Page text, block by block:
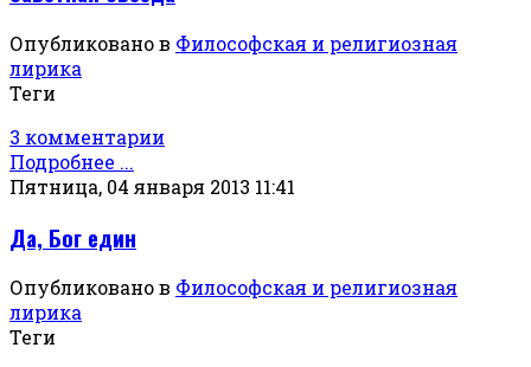
Опубликовано в Философская и религиозная
лирика
Теги
3 комментарии
Подробнее ...
Пятница, 04 января 2013 11:41
Да, Бог един
Опубликовано в Философская и религиозная
лирика
Теги